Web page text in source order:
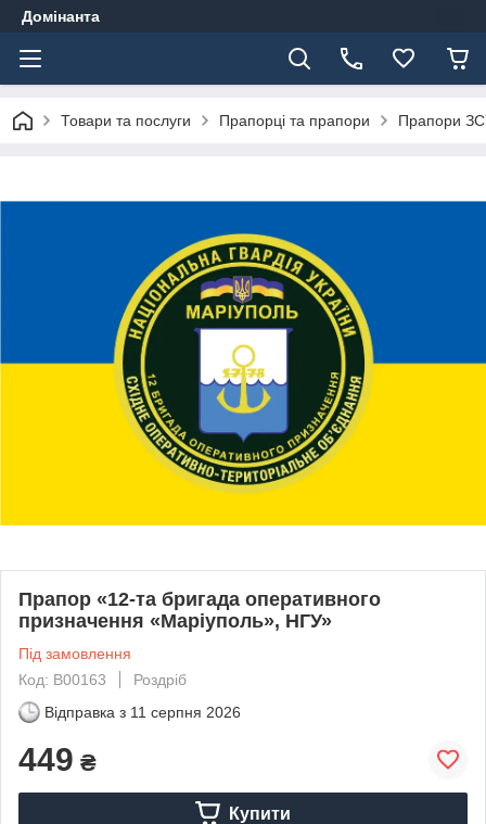
Домінанта
Товари та послуги Прапорці та прапори Прапори
Прапор «12-та бригада оперативного
призначення «Маріуполь», НГУ»
Під замовлення
Код: В00163
Роздріб
Відправка з 11 серпня 2026
449 ₴
Купити